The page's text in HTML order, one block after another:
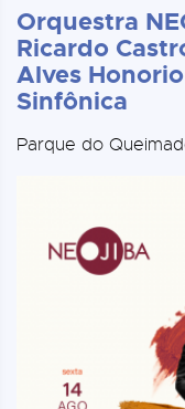
Orquestra
Ricardo
Alves
Sinfônica
Parque do